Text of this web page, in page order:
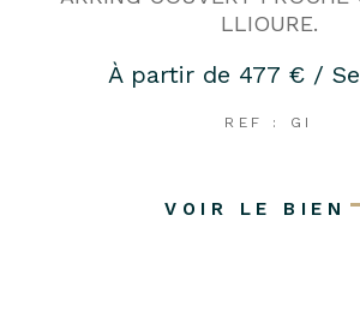
LLIOURE.
À partir de 477 € /
REF : GI
VOIR LE BIEN